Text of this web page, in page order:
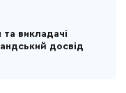
та викладачі
досвід